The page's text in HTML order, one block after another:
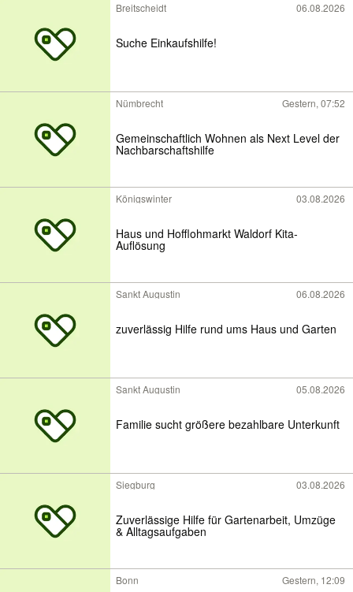
Breitscheidt 06.08.2026
Suche Einkaufshilfe!
Nümbrecht Gestern, 07:52
Gemeinschaftlich Wohnen als Next Level der
Nachbarschaftshilfe
Königswinter 03.08.2026
Haus und Hofflohmarkt Waldorf Kita-
Auflösung
Sankt Augustin 06.08.2026
zuverlässig Hilfe rund ums Haus und Garten
Sankt Augustin 05.08.2026
Familie sucht größere bezahlbare Unterkunft
Siegburg 03.08.2026
Zuverlässige Hilfe für Gartenarbeit, Umzüge
& Alltagsaufgaben
Bonn Gestern, 12:09